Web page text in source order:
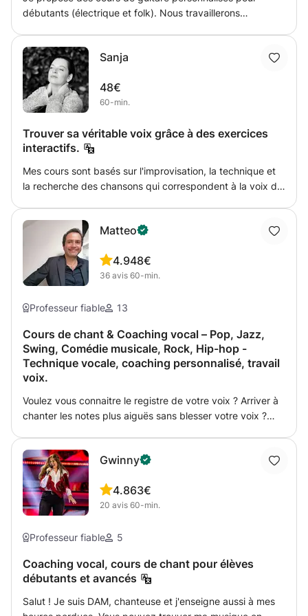
débutants (électrique et folk). Nous travaillerons
fonction de vos objectifs. Mon approche est pratique et
centrée sur la musique réelle : apprendre en jouant,
progresser rapidement et prendre du plaisir à chaque
étape. Styles abordés : rock, blues et accompagnement
anglais.
Sanja
48€
60-min.
Trouver sa véritable voix grâce à des exercices
interactifs.
Mes cours sont basés sur l'improvisation, la technique et
la recherche des chansons qui correspondent à la voix du
improvisations interactives pour découvrir ma voix.
Matteo
4.9
36 avis
48€
60-min.
Professeur fiable 13
Cours de chant & Coaching vocal – Pop, Jazz,
Swing, Comédie musicale, Rock, Hip-hop -
Technique vocale, coaching personnalisé, travail
voix.
Voulez vous connaitre le registre de votre voix ? Arriver à
chanter les notes plus aiguës sans blesser votre voix ?
Matteo Schifanoia, je suis auteur-compositeur des
chansons, chanteur pop et jazz et professeur de chant
avec 20 ans d’expérience dans la musique. Je propose
des cours de chant à tous les niveaux. Mes cours sont
corporelle, musculaire et vocale qui aide à percevoir et à
Ma méthode d’enseignement est le fruit de la synthèse de
mon expérience en tant que chanteur et des nombreux et
divers parcours d’étude suivis. La leçon se structure en
deux parties : la première moitié consacrée à la technique
Gwinny
4.8
20 avis
63€
60-min.
Professeur fiable 5
Coaching vocal, cours de chant pour élèves
débutants et avancés
Salut ! Je suis DAM, chanteuse et j'enseigne aussi à mes